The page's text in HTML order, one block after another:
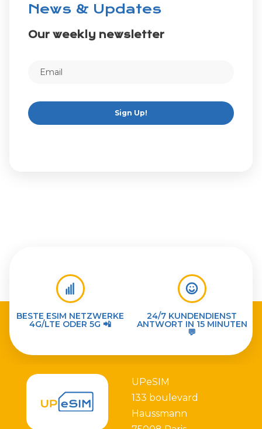
News & Updates
Our weekly newsletter
Sign Up!
BESTE ESIM NETZWERKE
4G/LTE ODER 5G 📲
24/7 KUNDENDIENST
ANTWORT IN 15 MINUTEN
💬
UPeSIM
133 boulevard
Haussmann